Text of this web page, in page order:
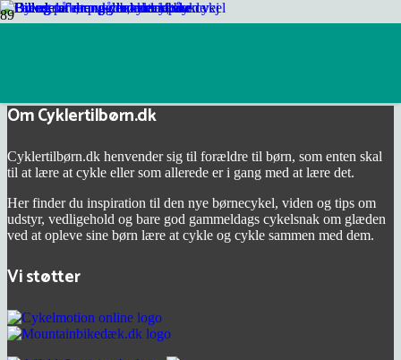
Om Cyklertilbørn.dk
Cyklertilbørn.dk henvender sig til forældre til børn, som enten skal
til at lære at cykle eller som allerede er i gang med at lære det.
Her finder du inspiration til den nye børnecykel, viden og tips om
udstyr, vedligehold og bare god gammeldags cykelsnak om glæden
ved at opleve sine børn lære at cykle og cykle sammen med dem.
Vi støtter